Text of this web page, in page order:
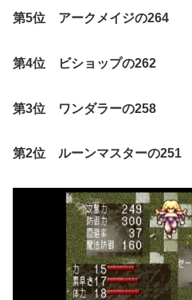
第5位 アークメイジの264
第4位 ビショップの262
第3位 ワンダラーの258
第2位 ルーンマスターの251